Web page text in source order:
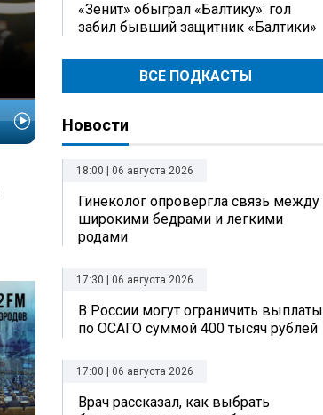
«Зенит» обыграл «Балтику»: гол
забил бывший защитник «Балтики»
ВСЕ ПОДКАСТЫ
Новости
18:00 | 06 августа 2026
Гинеколог опровергла связь между
широкими бедрами и легкими
родами
17:30 | 06 августа 2026
В России могут ограничить выплаты
по ОСАГО суммой 400 тысяч рублей
17:00 | 06 августа 2026
Врач рассказал, как выбрать